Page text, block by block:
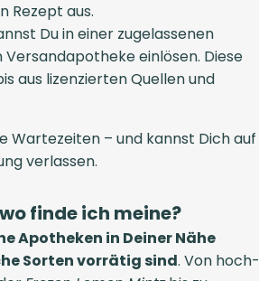
Rezept aus.
Du in einer zugelassenen
einlösen. Diese
aus lizenzierten Quellen und
Wartezeiten – und kannst Dich auf
verlassen.
finde ich meine?
Apotheken in Deiner Nähe
Sorten vorrätig sind. Von hoch-